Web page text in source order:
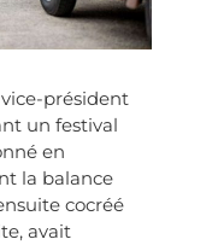
président
un festival
en
la balance
cocréé
avait